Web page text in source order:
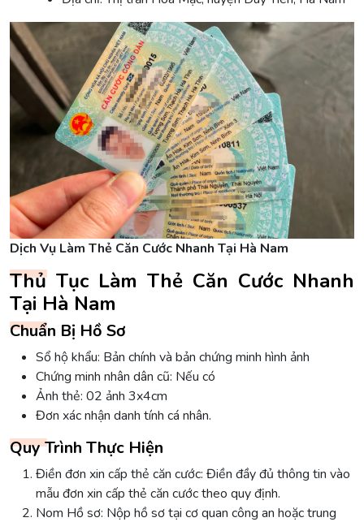
Dịch Vụ Làm Thẻ Căn Cước Nhanh Tại Hà Nam
Thủ Tục Làm Thẻ Căn Cước Nhanh
Tại Hà Nam
Chuẩn Bị Hồ Sơ
Sổ hộ khẩu: Bản chính và bản chứng minh hình ảnh
Chứng minh nhân dân cũ: Nếu có
Ảnh thẻ: 02 ảnh 3x4cm
Đơn xác nhận danh tính cá nhân.
Quy Trình Thực Hiện
Điền đơn xin cấp thẻ căn cước: Điền đầy đủ thông tin vào
mẫu đơn xin cấp thẻ căn cước theo quy định.
Nom Hồ sơ: Nộp hồ sơ tại cơ quan công an hoặc trung